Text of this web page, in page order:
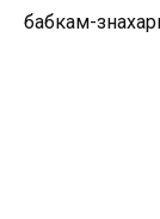
бабкам-